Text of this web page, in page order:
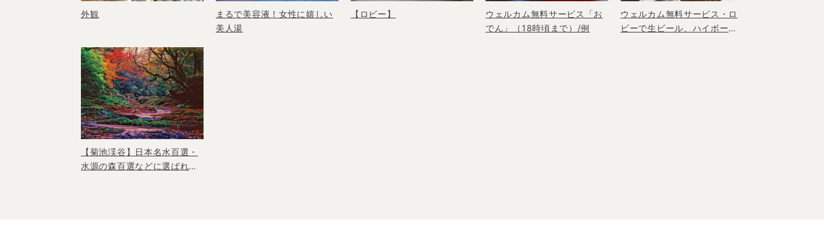
外観
まるで美容液！女性に嬉しい
美人湯
【ロビー】
ウェルカム無料サービス「お
でん」（18時頃まで）/例
ウェルカム無料サービス・ロ
ビーで生ビール、ハイボール
【菊池渓谷】日本名水百選・
水源の森百選などに選ばれる